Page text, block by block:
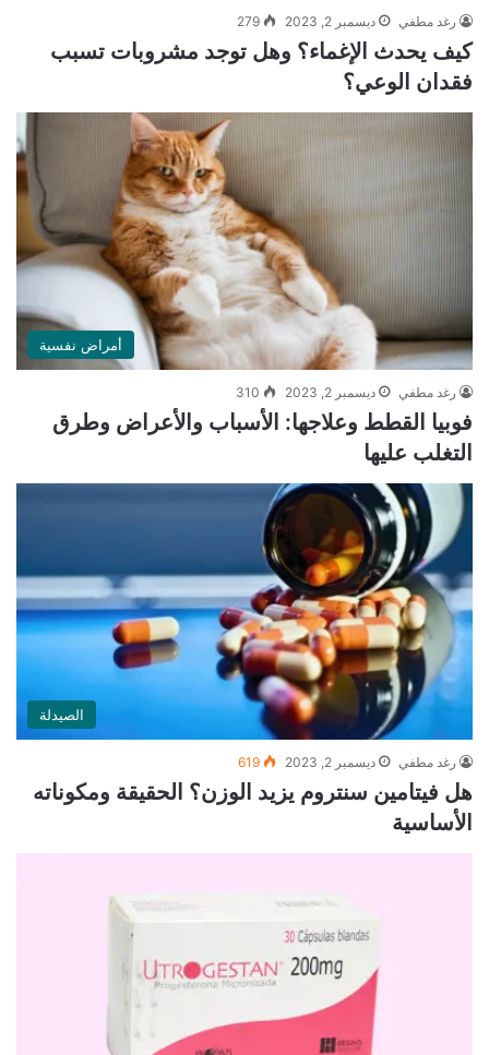
رغد مطفي ديسمبر 2, 2023 279
كيف يحدث الإغماء؟ وهل توجد مشروبات تسبب
فقدان الوعي؟
أمراض نفسية
رغد مطفي ديسمبر 2, 2023 310
فوبيا القطط وعلاجها: الأسباب والأعراض وطرق
التغلب عليها
الصيدلة
رغد مطفي ديسمبر 2, 2023 619
هل فيتامين سنتروم يزيد الوزن؟ الحقيقة ومكوناته
الأساسية